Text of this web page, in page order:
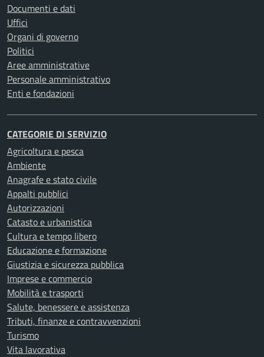
Documenti e dati
Uffici
Organi di governo
Politici
Aree amministrative
Personale amministrativo
Enti e fondazioni
CATEGORIE DI SERVIZIO
Agricoltura e pesca
Ambiente
Anagrafe e stato civile
Appalti pubblici
Autorizzazioni
Catasto e urbanistica
Cultura e tempo libero
Educazione e formazione
Giustizia e sicurezza pubblica
Imprese e commercio
Mobilità e trasporti
Salute, benessere e assistenza
Tributi, finanze e contravvenzioni
Turismo
Vita lavorativa